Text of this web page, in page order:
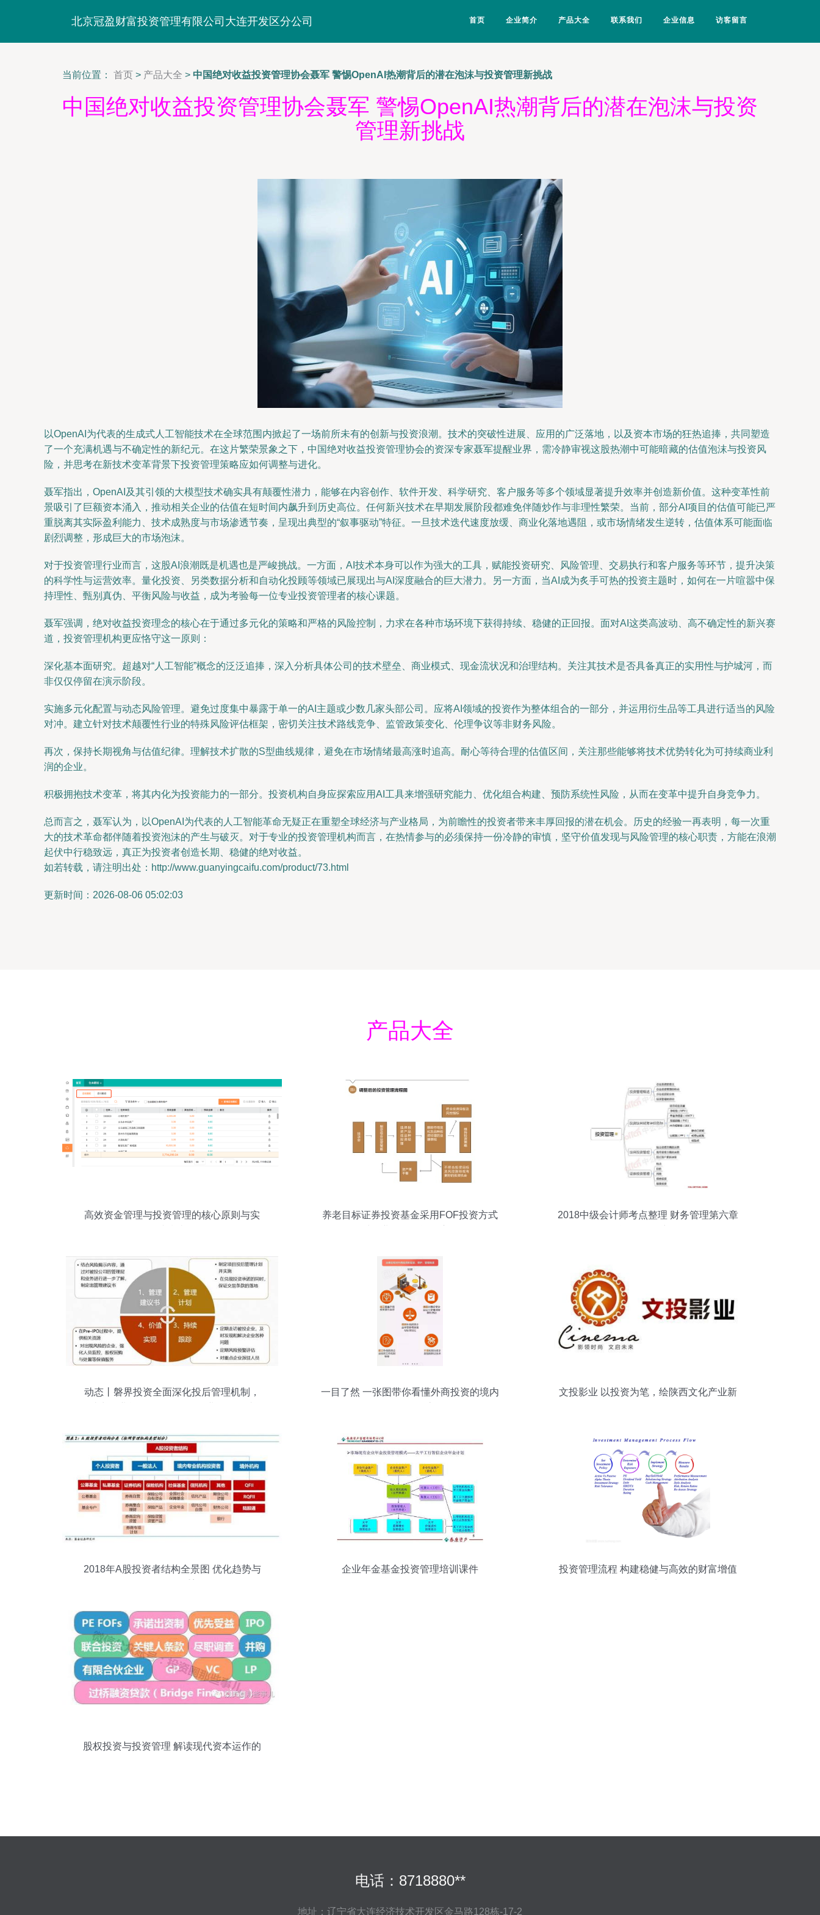
北京冠盈财富投资管理有限公司大连开发区分公司 首页 企业简介 产品大全 联系我们 企业信息 访客留言
当前位置： 首页 > 产品大全 > 中国绝对收益投资管理协会聂军 警惕OpenAI热潮背后的潜在泡沫与投资管理新挑战
中国绝对收益投资管理协会聂军 警惕OpenAI热潮背后的潜在泡沫与投资
管理新挑战
以OpenAI为代表的生成式人工智能技术在全球范围内掀起了一场前所未有的创新与投资浪潮。技术的突破性进展、应用的广泛落地，以及资本市场的狂热追捧，共同塑造
了一个充满机遇与不确定性的新纪元。在这片繁荣景象之下，中国绝对收益投资管理协会的资深专家聂军提醒业界，需冷静审视这股热潮中可能暗藏的估值泡沫与投资风
险，并思考在新技术变革背景下投资管理策略应如何调整与进化。
聂军指出，OpenAI及其引领的大模型技术确实具有颠覆性潜力，能够在内容创作、软件开发、科学研究、客户服务等多个领域显著提升效率并创造新价值。这种变革性前
景吸引了巨额资本涌入，推动相关企业的估值在短时间内飙升到历史高位。任何新兴技术在早期发展阶段都难免伴随炒作与非理性繁荣。当前，部分AI项目的估值可能已严
重脱离其实际盈利能力、技术成熟度与市场渗透节奏，呈现出典型的“叙事驱动”特征。一旦技术迭代速度放缓、商业化落地遇阻，或市场情绪发生逆转，估值体系可能面临
剧烈调整，形成巨大的市场泡沫。
对于投资管理行业而言，这股AI浪潮既是机遇也是严峻挑战。一方面，AI技术本身可以作为强大的工具，赋能投资研究、风险管理、交易执行和客户服务等环节，提升决策
的科学性与运营效率。量化投资、另类数据分析和自动化投顾等领域已展现出与AI深度融合的巨大潜力。另一方面，当AI成为炙手可热的投资主题时，如何在一片喧嚣中保
持理性、甄别真伪、平衡风险与收益，成为考验每一位专业投资管理者的核心课题。
聂军强调，绝对收益投资理念的核心在于通过多元化的策略和严格的风险控制，力求在各种市场环境下获得持续、稳健的正回报。面对AI这类高波动、高不确定性的新兴赛
道，投资管理机构更应恪守这一原则：
深化基本面研究。超越对“人工智能”概念的泛泛追捧，深入分析具体公司的技术壁垒、商业模式、现金流状况和治理结构。关注其技术是否具备真正的实用性与护城河，而
非仅仅停留在演示阶段。
实施多元化配置与动态风险管理。避免过度集中暴露于单一的AI主题或少数几家头部公司。应将AI领域的投资作为整体组合的一部分，并运用衍生品等工具进行适当的风险
对冲。建立针对技术颠覆性行业的特殊风险评估框架，密切关注技术路线竞争、监管政策变化、伦理争议等非财务风险。
再次，保持长期视角与估值纪律。理解技术扩散的S型曲线规律，避免在市场情绪最高涨时追高。耐心等待合理的估值区间，关注那些能够将技术优势转化为可持续商业利
润的企业。
积极拥抱技术变革，将其内化为投资能力的一部分。投资机构自身应探索应用AI工具来增强研究能力、优化组合构建、预防系统性风险，从而在变革中提升自身竞争力。
总而言之，聂军认为，以OpenAI为代表的人工智能革命无疑正在重塑全球经济与产业格局，为前瞻性的投资者带来丰厚回报的潜在机会。历史的经验一再表明，每一次重
大的技术革命都伴随着投资泡沫的产生与破灭。对于专业的投资管理机构而言，在热情参与的必须保持一份冷静的审慎，坚守价值发现与风险管理的核心职责，方能在浪潮
起伏中行稳致远，真正为投资者创造长期、稳健的绝对收益。
如若转载，请注明出处：http://www.guanyingcaifu.com/product/73.html
更新时间：2026-08-06 05:02:03
产品大全
高效资金管理与投资管理的核心原则与实
养老目标证券投资基金采用FOF投资方式
2018中级会计师考点整理 财务管理第六章
动态丨磐界投资全面深化投后管理机制，
一目了然 一张图带你看懂外商投资的境内
文投影业 以投资为笔，绘陕西文化产业新
2018年A股投资者结构全景图 优化趋势与
企业年金基金投资管理培训课件
投资管理流程 构建稳健与高效的财富增值
股权投资与投资管理 解读现代资本运作的
电话：8718880**
地址：辽宁省大连经济技术开发区金马路128栋-17-2